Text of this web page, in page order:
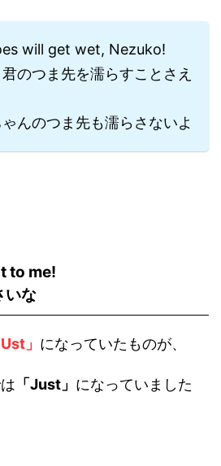
will get wet, Nezuko!
のつま先を濡らすことさえ
ゃんのつま先も濡らさないよ
to me!
いな
Ust」 になっていたものが、
「Just」 になっていました